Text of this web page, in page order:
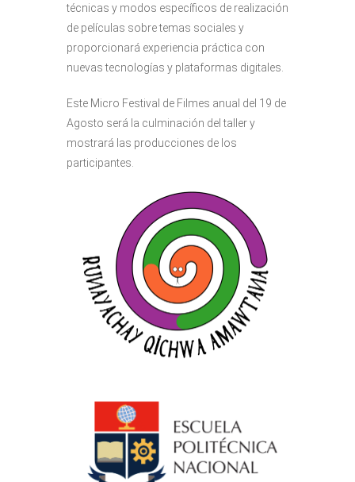
técnicas y modos específicos de realización
de películas sobre temas sociales y
proporcionará experiencia práctica con
nuevas tecnologías y plataformas digitales.
Este Micro Festival de Filmes anual del 19 de
Agosto será la culminación del taller y
mostrará las producciones de los
participantes.